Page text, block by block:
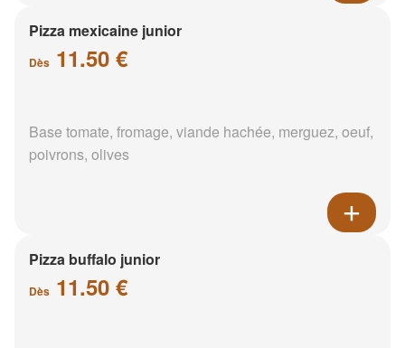
Pizza mexicaine junior
Dès 11.50 €
Base tomate, fromage, viande hachée, merguez, oeuf,
poivrons, olives
Pizza buffalo junior
Dès 11.50 €